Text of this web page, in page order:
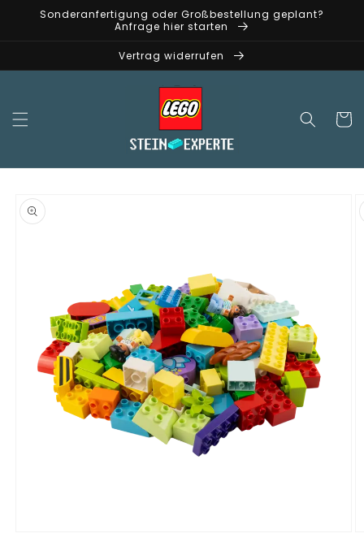
zumSonderanfertigung oder Großbestellung geplant?
Anfrage hier starten
Vertrag widerrufen